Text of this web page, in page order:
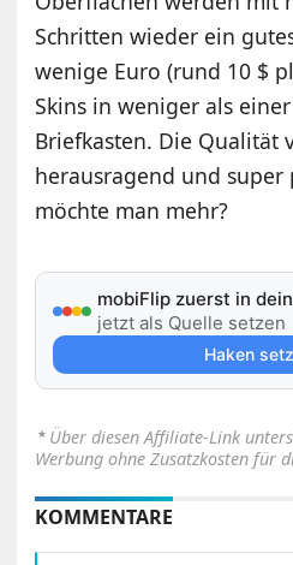
Schritten wieder ein
wenige Euro (rund 10 $
Skins in weniger als
Briefkasten. Die Qualität
herausragend und super
möchte man mehr?
mobiFlip zuerst in
jetzt als Quelle setzen
Haken
⋆ Über diesen Affiliate-Link
Werbung ohne Zusatzkosten für
KOMMENTARE